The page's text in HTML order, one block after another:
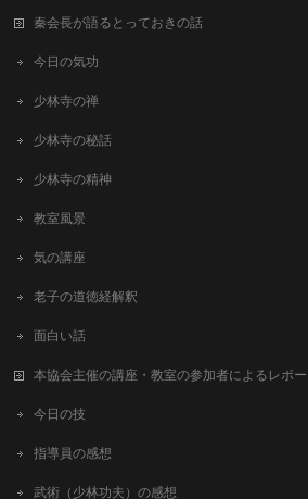
秦会長が語るとっておきの話
今日の気功
少林寺の禅
少林寺の秘話
少林寺の精神
教室風景
気の講座
老子の道徳経解釈
面白い話
本協会主催の講座・教室の参加者によるレポー
今日の技
指導員の感想
武術（少林功夫）の感想